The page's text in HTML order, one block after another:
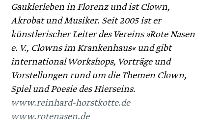
Gauklerleben in Florenz und ist Clown,
Akrobat und Musiker. Seit 2005 ist er
künstlerischer Leiter des Vereins »Rote Nasen
e. V., Clowns im Krankenhaus« und gibt
international Workshops, Vorträge und
Vorstellungen rund um die Themen Clown,
Spiel und Poesie des Hierseins.
www.reinhard-horstkotte.de
www.rotenasen.de